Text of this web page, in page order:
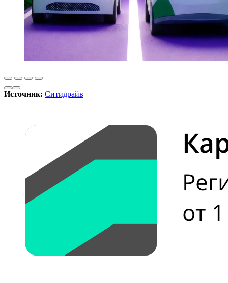
Источник: Ситидрайв